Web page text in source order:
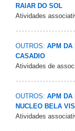
RAIAR DO SOL
Atividades
OUTROS: APM DA
CASADIO
Atividades de
OUTROS: APM DA
NUCLEO BELA
Atividades